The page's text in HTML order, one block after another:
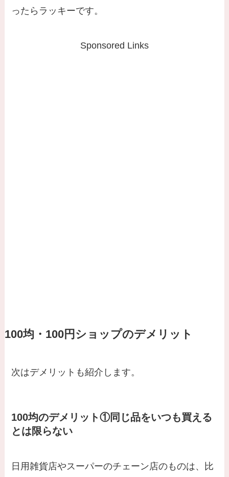
ったらラッキーです。
Sponsored Links
100均 ・ 100円ショップのデメリット
次はデメリットも紹介します。
100均のデメリット①同じ品をいつも買える
とは限らない
日用雑貨店やスーパーのチェーン店のものは、比